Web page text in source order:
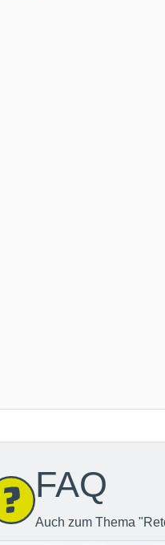
FAQ
Auch zum Thema